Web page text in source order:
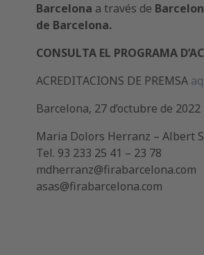
Barcelona a través de
de Barcelona.
CONSULTA EL PROGRAMA
ACREDITACIONS DE PREMSA
Barcelona, 27 d’octubre de 2022
Maria Dolors Herranz – Albert
Tel. 93 233 25 41 – 23 78
mdherranz@firabarcelona.com
asas@firabarcelona.com